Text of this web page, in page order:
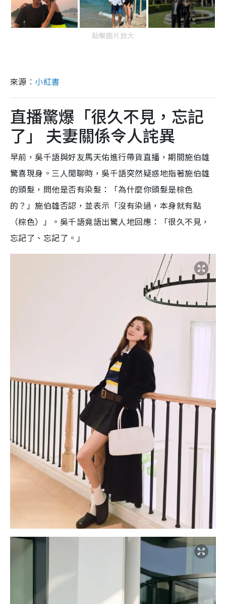
點擊圖片放大
來源︰ 小紅書
直播驚爆「很久不見，忘記
了」 夫妻關係令人詫異
早前，吳千語與好友馬天佑進行帶貨直播，期間施伯雄
驚喜現身。三人閒聊時，吳千語突然疑惑地指著施伯雄
的頭髮，問他是否有染髮：「為什麼你頭髮是棕色
的？」施伯雄否認，並表示「沒有染過，本身就有點
（棕色）」。吳千語竟語出驚人地回應：「很久不見，
忘記了、忘記了。」